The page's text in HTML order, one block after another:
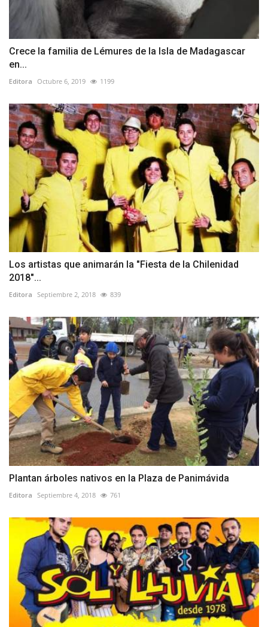
Crece la familia de Lémures de la Isla de Madagascar
en...
Editora Octubre 6, 2019 1199
Los artistas que animarán la "Fiesta de la Chilenidad
2018"...
Editora Septiembre 2, 2018 839
Plantan árboles nativos en la Plaza de Panimávida
Editora Septiembre 4, 2018 761